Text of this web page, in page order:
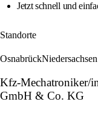
Jetzt schnell und
Standorte
OsnabrückNiedersachsen
Kfz-Mechatroniker/
GmbH & Co. KG